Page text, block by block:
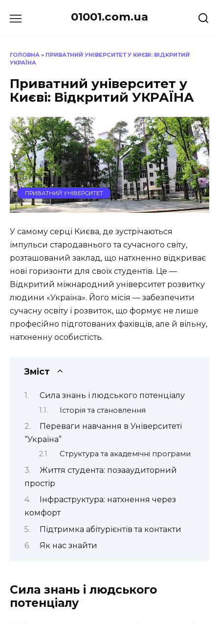
до
01001.com.ua
ГОЛОВНА » ПРИВАТНИЙ УНІВЕРСИТЕТ У КИЄВІ: ВІДКРИТИЙ
УКРАЇНА
Приватний університет у
Києві: Відкритий УКРАЇНА
ПРИВАТНИЙ УНІВЕРСИТЕТ
У самому серці Києва, де зустрічаються
імпульси стародавнього та сучасного світу,
розташований заклад, що натхненно відкриває
нові горизонти для своїх студентів. Це —
Відкритий міжнародний університет розвитку
людини «Україна». Його місія — забезпечити
сучасну освіту і розвиток, що формує не лише
професійно підготованих фахівців, але й вільну,
натхненну особистість.
Зміст
Сила знань і людського потенціалу
Історія та становлення
Переваги навчання в Університеті
“Україна”
Структура та академічні програми
Життя студента: позааудиторний
простір
Інфраструктура: натхнення через
комфорт
Підтримка абітурієнтів та контакти
Як нас знайти
Сила знань і людського
потенціалу